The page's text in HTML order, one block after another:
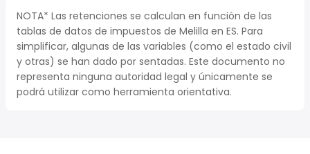
NOTA* Las retenciones se calculan en función de las
tablas de datos de impuestos de Melilla en ES. Para
simplificar, algunas de las variables (como el estado civil
y otras) se han dado por sentadas. Este documento no
representa ninguna autoridad legal y únicamente se
podrá utilizar como herramienta orientativa.